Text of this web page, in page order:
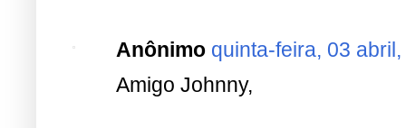
Anônimo quinta-feira, 03
Amigo Johnny,